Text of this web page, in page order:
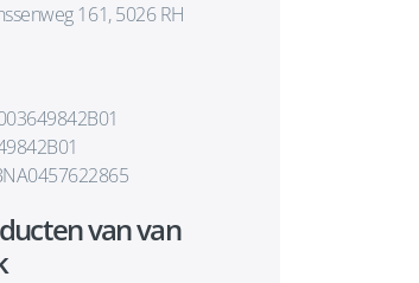
161, 5026 RH
van van